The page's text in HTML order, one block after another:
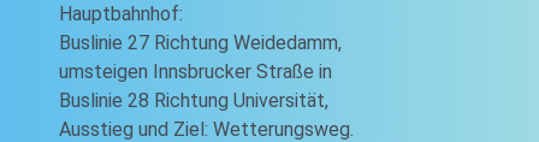
Hauptbahnhof:
Buslinie 27 Richtung Weidedamm,
umsteigen Innsbrucker Straße in
Buslinie 28 Richtung Universität,
Ausstieg und Ziel: Wetterungsweg.